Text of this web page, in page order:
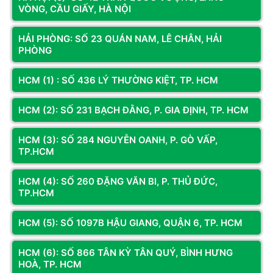
nhật.
Cách kiểm tra:
Kiểm tra phiên bản driver GPU trong phần
mềm của NVIDIA/AMD, có thể đối chiếu với bản cập nhật mới
nhất.
Cách khắc phục: Người dùng nên cập nhật driver mới nhất
hoặc cài đặt lại driver sạch.
VÒNG, CẦU GIẤY, HÀ NỘI
HẢI PHÒNG: SỐ 23 QUÁN NAM, LÊ CHÂN, HẢI
PHÒNG
HCM (1) : SỐ 436 LÝ THƯỜNG KIỆT, TP. HCM
HCM (2): SỐ 231 BẠCH ĐẰNG, P. GIA ĐỊNH, TP. HCM
HCM (3): SỐ 284 NGUYỄN OANH, P. GÒ VẤP,
TP.HCM
HCM (4): SỐ 260 ĐẶNG VĂN BI, P. THỦ ĐỨC,
TP.HCM
HCM (5): SỐ 1097B HẬU GIANG, QUẬN 6, TP. HCM
HCM (6): SỐ 866 TÂN KỲ TÂN QUÝ, BÌNH HƯNG
HOÀ, TP. HCM